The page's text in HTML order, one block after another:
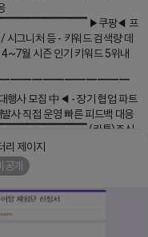
▶쿠팡◀ 프
시그니처 등 - 키워드 검색량 데
4~7월 시즌 인기 키워드 5위내
행사 모집 中◀ - 장기 협업 파트
사 직접 운영 빠른 피드백 대응
(카톡)주식
더풀림상담.enn.kr https://
리 제이지
공개